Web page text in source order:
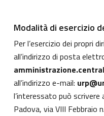
Modalità di esercizio
Per l’esercizio dei propri
all’indirizzo di posta
all’indirizzo e-mail:
l’interessato può scrivere
Padova, via VIII Febbraio